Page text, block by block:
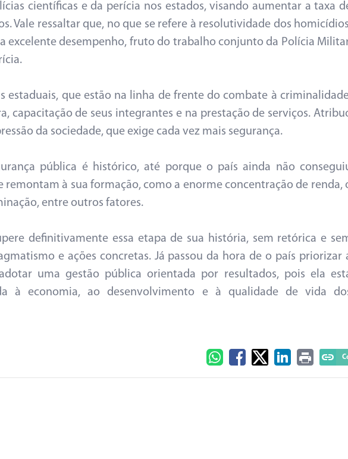
científicas e da perícia nos estados, visando aumentar a taxa
Vale ressaltar que, no que se refere à resolutividade dos
excelente desempenho, fruto do trabalho conjunto da Polícia
estaduais, que estão na linha de frente do combate à
capacitação de seus integrantes e na prestação de serviços.
da sociedade, que exige cada vez mais segurança.
pública é histórico, até porque o país ainda não
remontam à sua formação, como a enorme concentração de renda,
entre outros fatores.
definitivamente essa etapa de sua história, sem retórica e
e ações concretas. Já passou da hora de o país priorizar
uma gestão pública orientada por resultados, pois ela
à economia, ao desenvolvimento e à qualidade de vida